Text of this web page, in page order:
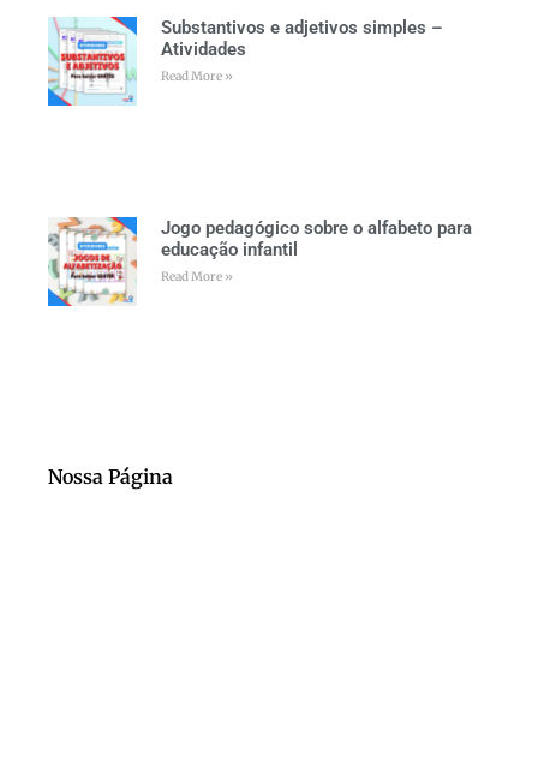
Substantivos e adjetivos simples –
Atividades
Read More »
Jogo pedagógico sobre o alfabeto para
educação infantil
Read More »
Nossa Página